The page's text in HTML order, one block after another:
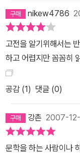
nikew4786
고전을 알기위해서는
하고 어렵지만 꼼꼼히
공감 (1) 댓글 (0)
강촌 2007-
문학을 하는 사람이나